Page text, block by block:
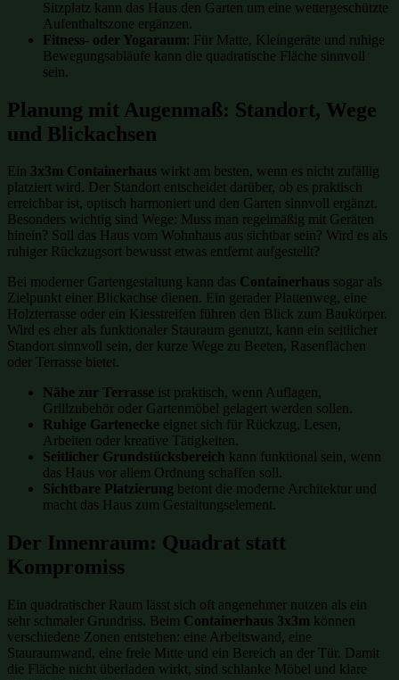
Sitzplatz kann das Haus den Garten um eine wettergeschützte
Aufenthaltszone ergänzen.
Fitness- oder Yogaraum: Für Matte, Kleingeräte und ruhige
Bewegungsabläufe kann die quadratische Fläche sinnvoll
sein.
Planung mit Augenmaß: Standort, Wege
und Blickachsen
Ein 3x3m Containerhaus wirkt am besten, wenn es nicht zufällig
platziert wird. Der Standort entscheidet darüber, ob es praktisch
erreichbar ist, optisch harmoniert und den Garten sinnvoll ergänzt.
Besonders wichtig sind Wege: Muss man regelmäßig mit Geräten
hinein? Soll das Haus vom Wohnhaus aus sichtbar sein? Wird es als
ruhiger Rückzugsort bewusst etwas entfernt aufgestellt?
Bei moderner Gartengestaltung kann das Containerhaus sogar als
Zielpunkt einer Blickachse dienen. Ein gerader Plattenweg, eine
Holzterrasse oder ein Kiesstreifen führen den Blick zum Baukörper.
Wird es eher als funktionaler Stauraum genutzt, kann ein seitlicher
Standort sinnvoll sein, der kurze Wege zu Beeten, Rasenflächen
oder Terrasse bietet.
Nähe zur Terrasse ist praktisch, wenn Auflagen,
Grillzubehör oder Gartenmöbel gelagert werden sollen.
Ruhige Gartenecke eignet sich für Rückzug, Lesen,
Arbeiten oder kreative Tätigkeiten.
Seitlicher Grundstücksbereich kann funktional sein, wenn
das Haus vor allem Ordnung schaffen soll.
Sichtbare Platzierung betont die moderne Architektur und
macht das Haus zum Gestaltungselement.
Der Innenraum: Quadrat statt
Kompromiss
Ein quadratischer Raum lässt sich oft angenehmer nutzen als ein
sehr schmaler Grundriss. Beim Containerhaus 3x3m können
verschiedene Zonen entstehen: eine Arbeitswand, eine
Stauraumwand, eine freie Mitte und ein Bereich an der Tür. Damit
die Fläche nicht überladen wirkt, sind schlanke Möbel und klare